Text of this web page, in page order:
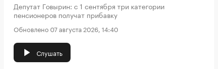
Депутат Говырин: с 1 сентября три категории
пенсионеров получат прибавку
Обновлено 07 августа 2026, 14:40
Слушать